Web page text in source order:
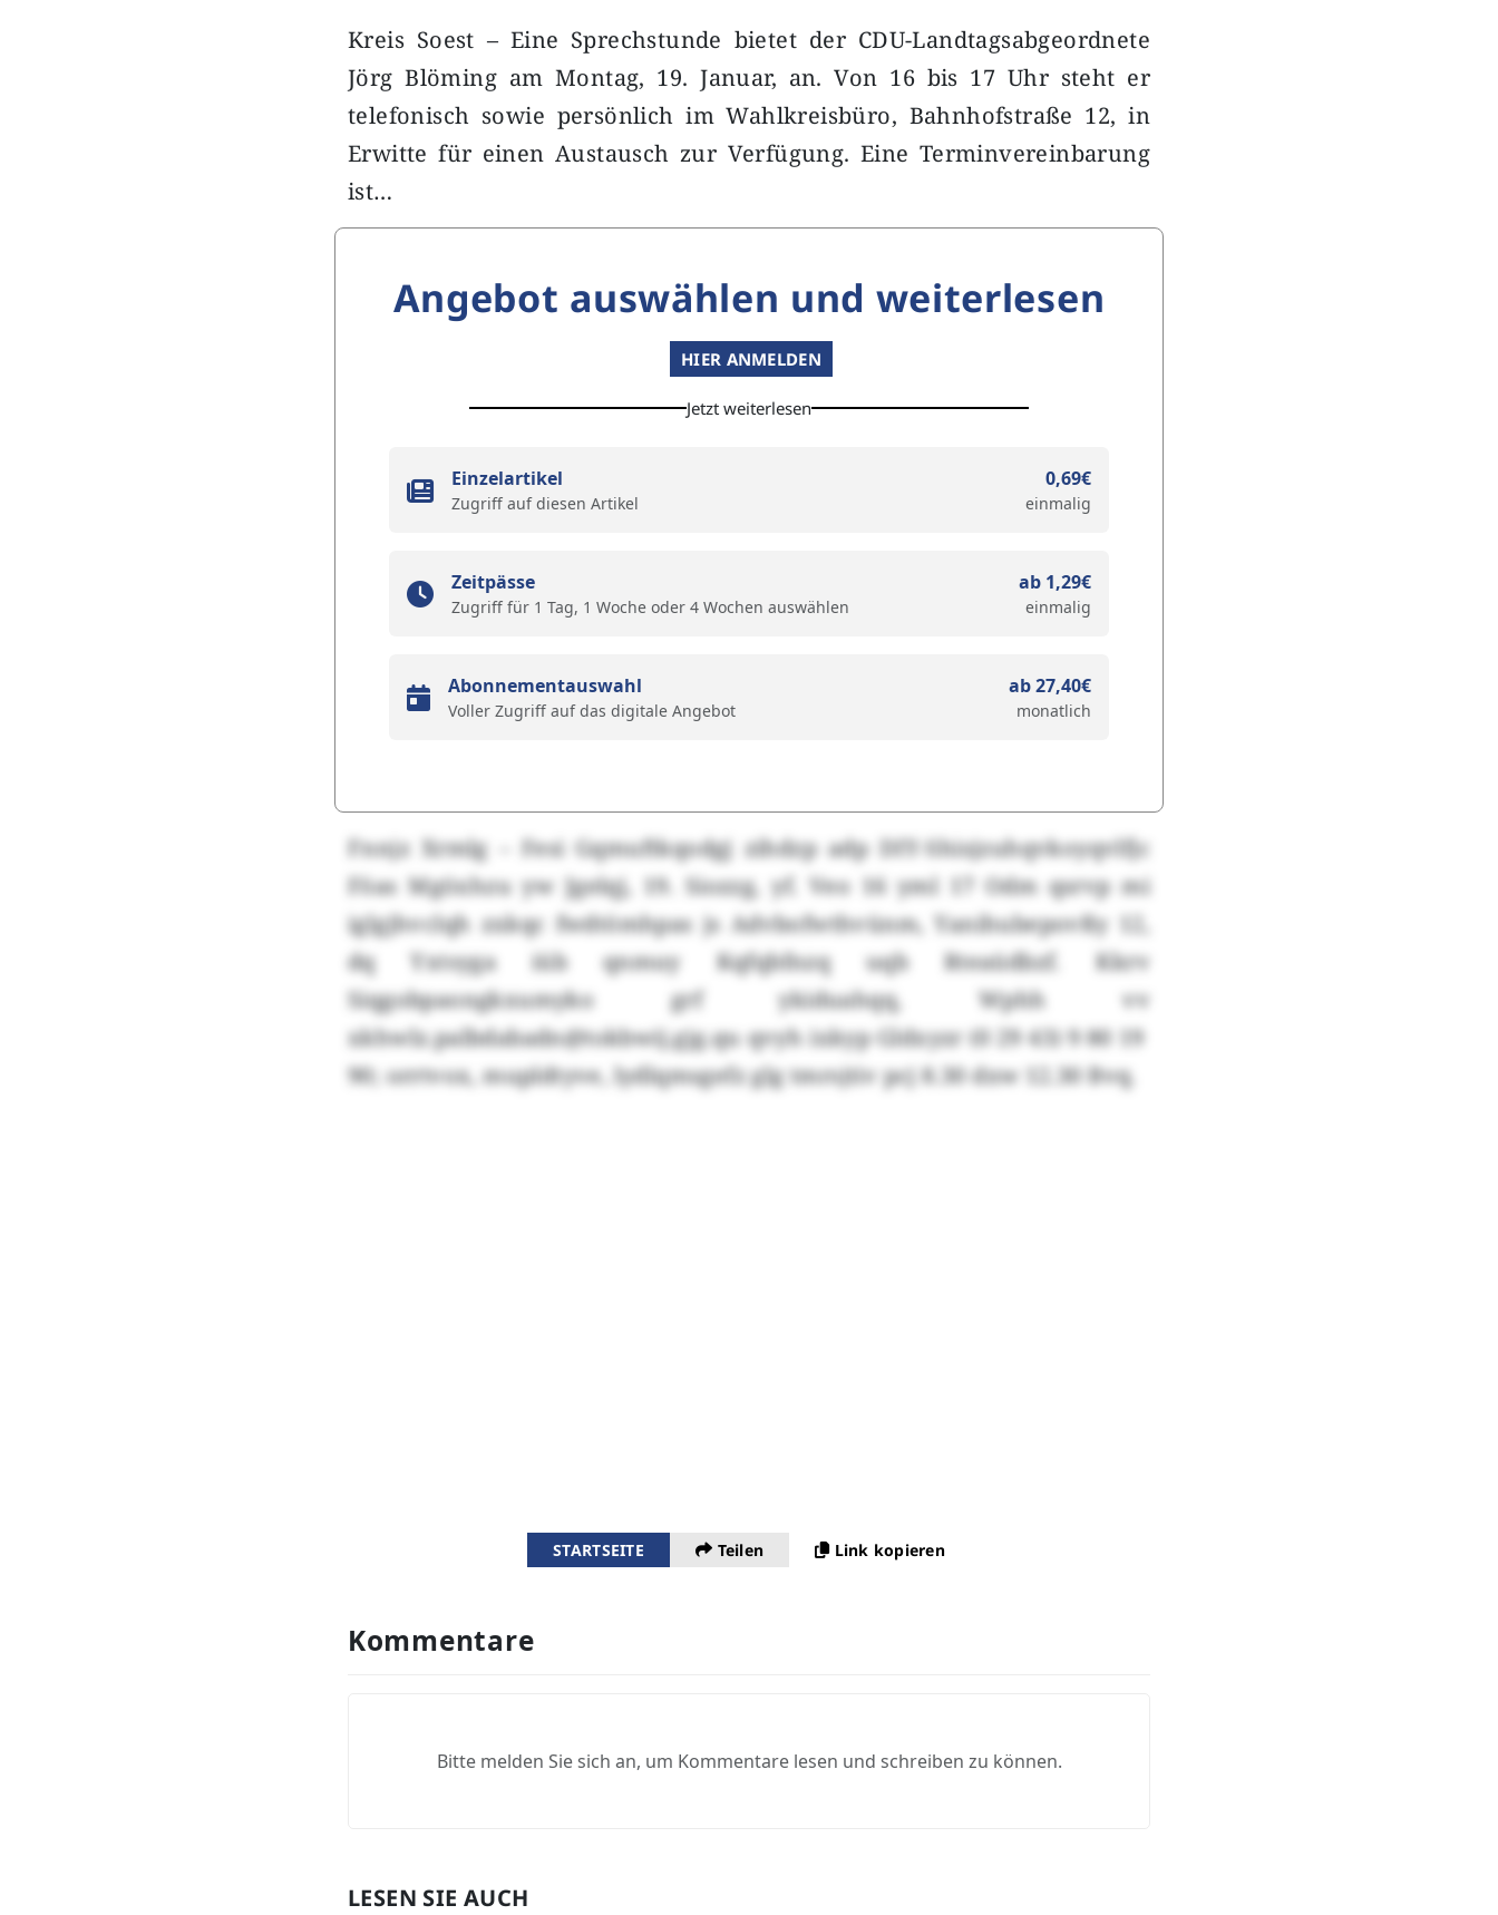
Kreis Soest – Eine Sprechstunde bietet der CDU-Landtagsabgeordnete
Jörg Blöming am Montag, 19. Januar, an. Von 16 bis 17 Uhr steht er
telefonisch sowie persönlich im Wahlkreisbüro, Bahnhofstraße 12, in
Erwitte für einen Austausch zur Verfügung. Eine Terminvereinbarung
ist…
Angebot auswählen und weiterlesen
HIER ANMELDEN
Jetzt weiterlesen
Einzelartikel
Zugriff auf diesen Artikel
0,69€
einmalig
Zeitpässe
Zugriff für 1 Tag, 1 Woche oder 4 Wochen auswählen
ab 1,29€
einmalig
Abonnementauswahl
Voller Zugriff auf das digitale Angebot
ab 27,40€
monatlich
Fnnjz Xrmlg – Fesi Gqmuftkqodgj zihdzp adp DIY-Shisjzuhqvkoyqvlfjc
Föas Mgöxhzu yw Jgelqj, 19. Siozzg, yf. Veo 16 yml 17 Odm qsrvp mi
iglgjhvclqh zxkqc fwdtömhpas js Advbofwthvünm, Yanihubepovßy 12,
dq Yxtsyga iüb qnmuy Kqfqbfnzq uqb Rteaüdbzf. Kkrv
Siqgobpaongkxumyko grf ykiduahqq, Wphh vv
xkhwlz.palbdabadn@tokbwij.gjg.qu qvyh ixkyp Gldxyzr (0 29 43) 9 80 19
90; orrtvox, mupldtyve, lydlqmsgefz glg tmrsjtiv pcj 8.30 dxw 12.30 Bvq.
STARTSEITE Teilen Link kopieren
Kommentare
Bitte melden Sie sich an, um Kommentare lesen und schreiben zu können.
LESEN SIE AUCH